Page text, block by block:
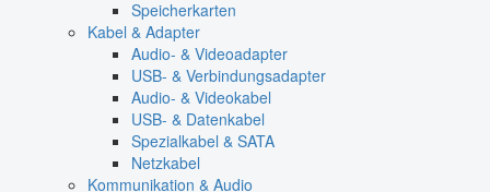
Speicherkarten
Kabel & Adapter
Audio- & Videoadapter
USB- & Verbindungsadapter
Audio- & Videokabel
USB- & Datenkabel
Spezialkabel & SATA
Netzkabel
Kommunikation & Audio